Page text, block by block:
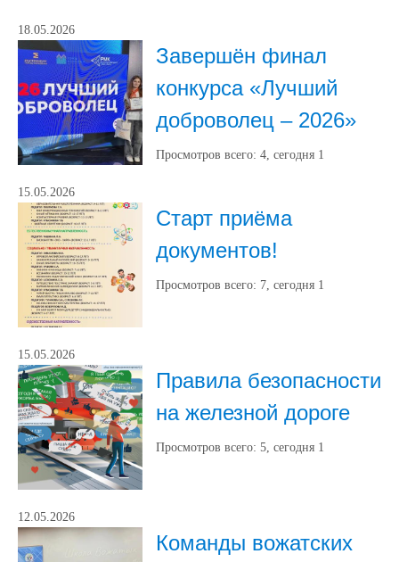
18.05.2026
Завершён финал
конкурса «Лучший
доброволец – 2026»
Просмотров всего: 4, сегодня 1
15.05.2026
Старт приёма
документов!
Просмотров всего: 7, сегодня 1
15.05.2026
Правила безопасности
на железной дороге
Просмотров всего: 5, сегодня 1
12.05.2026
Команды вожатских